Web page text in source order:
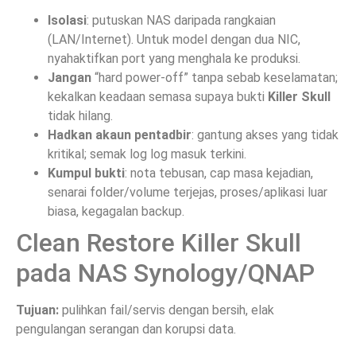
Isolasi: putuskan NAS daripada rangkaian
(LAN/Internet). Untuk model dengan dua NIC,
nyahaktifkan port yang menghala ke produksi.
Jangan “hard power-off” tanpa sebab keselamatan;
kekalkan keadaan semasa supaya bukti Killer Skull
tidak hilang.
Hadkan akaun pentadbir: gantung akses yang tidak
kritikal; semak log log masuk terkini.
Kumpul bukti: nota tebusan, cap masa kejadian,
senarai folder/volume terjejas, proses/aplikasi luar
biasa, kegagalan backup.
Clean Restore Killer Skull
pada NAS Synology/QNAP
Tujuan: pulihkan fail/servis dengan bersih, elak
pengulangan serangan dan korupsi data.